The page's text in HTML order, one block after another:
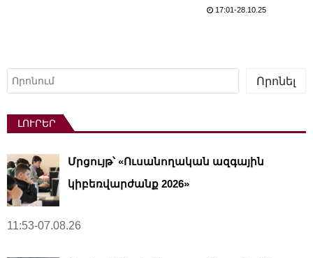
17:01-28.10.25
Որոնել
Որոնել
ԼՈՒՐԵՐ
Մրցույթ՝ «Ուսանողական ազգային
կիբեռվարժանք 2026»
11:53-07.08.26